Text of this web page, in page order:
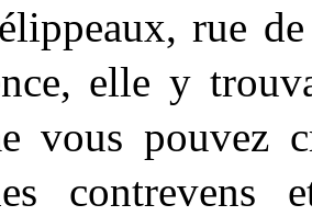
rue
elle y
vous pouvez
contrevens